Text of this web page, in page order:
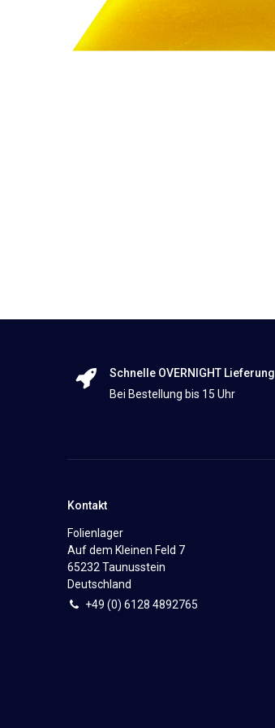
Schnelle OVERNIGHT Lieferung
Bei Bestellung bis 15 Uhr
Kontakt
Folienlager
Auf dem Kleinen Feld 7
65232 Taunusstein
Deutschland
+49 (0) 6128 4892765